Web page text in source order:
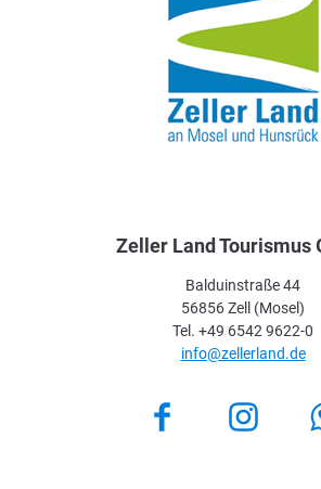
Zeller Land Tourismus
Balduinstraße 44
56856 Zell (Mosel)
Tel. +49 6542 9622-0
info@zellerland.de
FacebookInstagram